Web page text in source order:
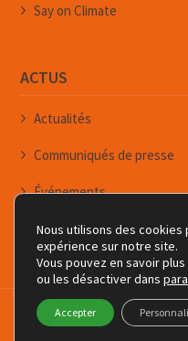
Say on Climate
ACTUS
Actualités
Communiqués de presse
Événements
Newsletters
Copyright © Forum pour
Nous utilisons des cookies
expérience sur notre site.
Vous pouvez en savoir
ou les désactiver dans
Accepter